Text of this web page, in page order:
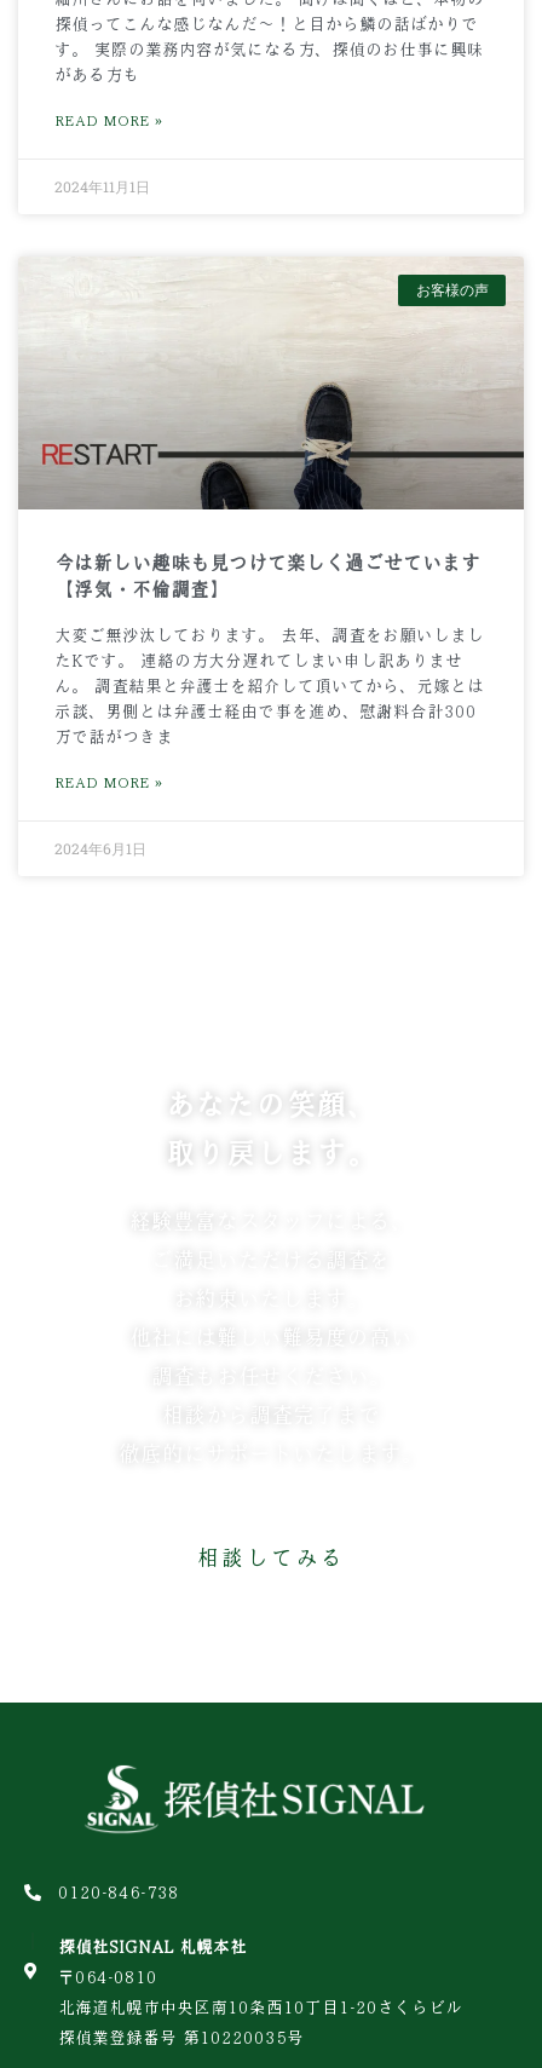
探偵ってこんな感じなんだ～！と目から鱗の話ばかりで
す。 実際の業務内容が気になる方、探偵のお仕事に興味
がある方も
READ MORE »
2024年11月1日
お客様の声
今は新しい趣味も見つけて楽しく過ごせています
【浮気・不倫調査】
大変ご無沙汰しております。 去年、調査をお願いしまし
たKです。 連絡の方大分遅れてしまい申し訳ありませ
ん。 調査結果と弁護士を紹介して頂いてから、元嫁とは
示談、男側とは弁護士経由で事を進め、慰謝料合計300
万で話がつきま
READ MORE »
2024年6月1日
あなたの笑顔、
取り戻します。
経験豊富なスタッフによる、
ご満足いただける調査を
他社には難しい難易度の高い
調査もお任せください。
相談から調査完了まで
徹底的にサポートいたします。
相談してみる
0120-846-738
探偵社SIGNAL 札幌本社
〒064-0810
北海道札幌市中央区南10条西10丁目1-20さくらビル
探偵業登録番号 第10220035号